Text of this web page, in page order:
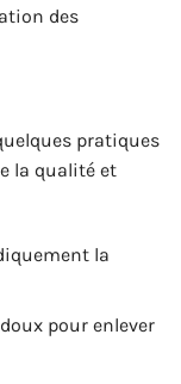
des
pratiques
la qualité et
la
pour enlever